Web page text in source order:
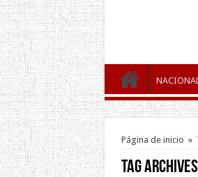
Página de inicio »
Tag